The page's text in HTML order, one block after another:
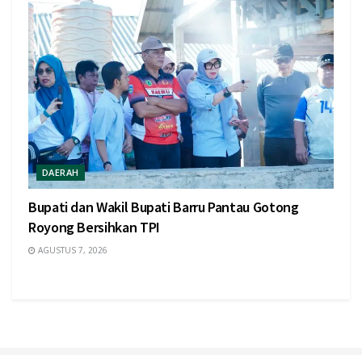
DAERAH
Bupati dan Wakil Bupati Barru Pantau Gotong
Royong Bersihkan TPI
AGUSTUS 7, 2026